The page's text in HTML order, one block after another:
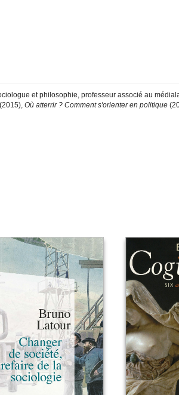
et philosophie, professeur associé au
Où atterrir ? Comment s'orienter en politique